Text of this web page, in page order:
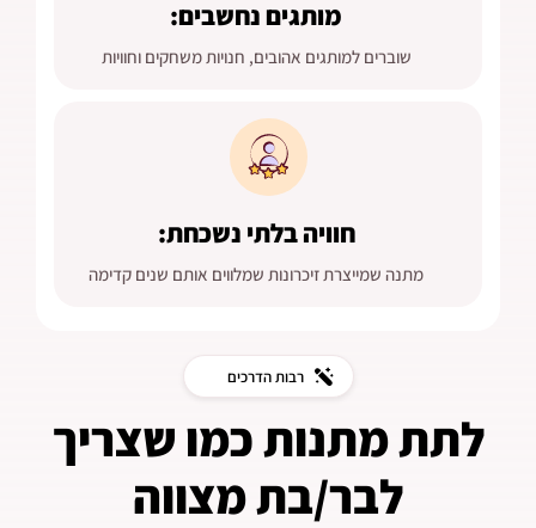
מותגים נחשבים:
שוברים למותגים אהובים, חנויות משחקים וחוויות
חוויה בלתי נשכחת:
מתנה שמייצרת זיכרונות שמלווים אותם שנים קדימה
רבות הדרכים
לתת מתנות כמו שצריך
לבר/בת מצווה